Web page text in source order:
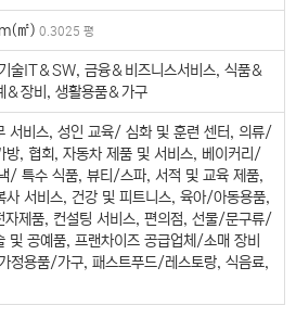
㎡) 0.3025 평
술IT＆SW, 금융＆비즈니스서비스, 식품＆
＆장비, 생활용품＆가구
서비스, 성인 교육/ 심화 및 훈련 센터, 의류/
방, 협회, 자동차 제품 및 서비스, 베이커리/
/ 특수 식품, 뷰티/스파, 서적 및 교육 제품,
사 서비스, 건강 및 피트니스, 육아/아동용품,
자제품, 컨설팅 서비스, 편의점, 선물/문구류/
및 공예품, 프랜차이즈 공급업체/소매 장비
정용품/가구, 패스트푸드/레스토랑, 식음료,